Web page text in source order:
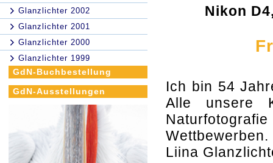
Glanzlichter 2002
Glanzlichter 2001
Glanzlichter 2000
Glanzlichter 1999
GdN-Buchbestellung
GdN-Ausstellungen
Nikon
Ich bin 54
Alle unsere
Liina